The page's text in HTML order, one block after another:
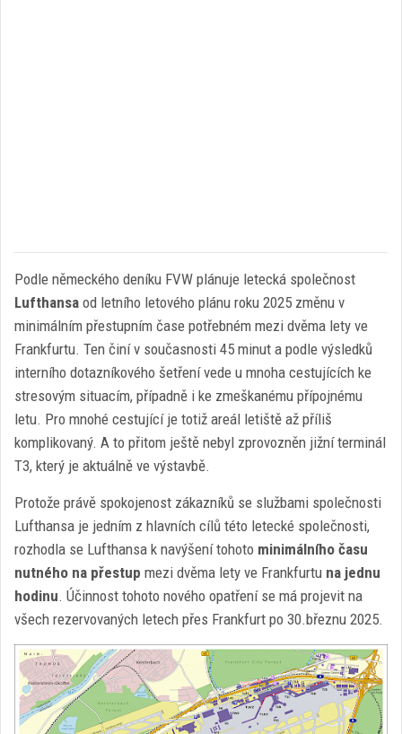
Podle německého deníku FVW plánuje letecká společnost
Lufthansa od letního letového plánu roku 2025 změnu v
minimálním přestupním čase potřebném mezi dvěma lety ve
Frankfurtu. Ten činí v současnosti 45 minut a podle výsledků
interního dotazníkového šetření vede u mnoha cestujících ke
stresovým situacím, případně i ke zmeškanému přípojnému
letu. Pro mnohé cestující je totiž areál letiště až příliš
komplikovaný. A to přitom ještě nebyl zprovozněn jižní terminál
T3, který je aktuálně ve výstavbě.
Protože právě spokojenost zákazníků se službami společnosti
Lufthansa je jedním z hlavních cílů této letecké společnosti,
rozhodla se Lufthansa k navýšení tohoto minimálního času
nutného na přestup mezi dvěma lety ve Frankfurtu na jednu
hodinu. Účinnost tohoto nového opatření se má projevit na
všech rezervovaných letech přes Frankfurt po 30.březnu 2025.